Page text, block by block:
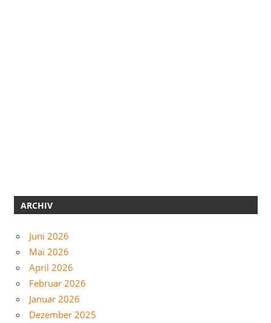
ARCHIV
Juni 2026
Mai 2026
April 2026
Februar 2026
Januar 2026
Dezember 2025